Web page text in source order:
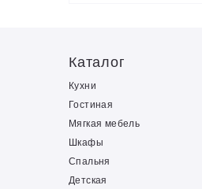
Каталог
Кухни
Гостиная
Мягкая мебель
Шкафы
Спальня
Детская